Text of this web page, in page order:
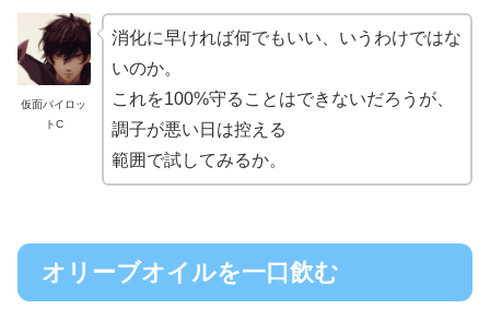
仮面パイロッ
トC
消化に早ければ何でもいい、いうわけではな
いのか。
これを100%守ることはできないだろうが、
調子が悪い日は控える
範囲で試してみるか。
オリーブオイルを一口飲む